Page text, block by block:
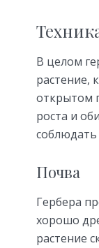
В целом
растение,
открытом
роста и
соблюдать
Почва
Гербера
хорошо
растение